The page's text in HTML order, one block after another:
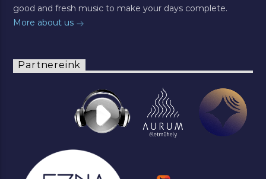
good and fresh music to make your days complete.
More about us
Partnereink